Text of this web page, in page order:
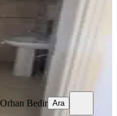
14.07.2026
Orhan Bedir
Orhan Bedir Ara